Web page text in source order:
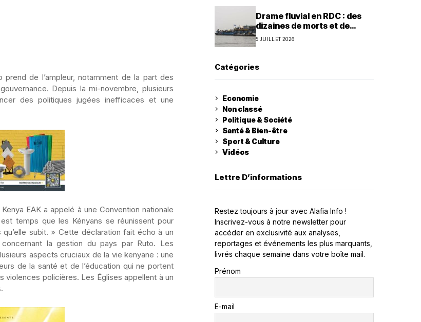
de l’ampleur, notamment de la part des
Depuis la mi-novembre, plusieurs
des politiques jugées inefficaces et une
EAK a appelé à une Convention nationale
temps que les Kényans se réunissent pour
subit. » Cette déclaration fait écho à un
la gestion du pays par Ruto. Les
aspects cruciaux de la vie kenyane : une
de la santé et de l’éducation qui ne portent
violences policières. Les Églises appellent à un
Drame fluvial en RDC : des
dizaines de morts et de
nombreux disparus à Ilebo
5 JUILLET 2026
Catégories
Economie
Non classé
Politique & Société
Santé & Bien-être
Sport & Culture
Vidéos
Lettre D’informations
Restez toujours à jour avec Alafia Info !
Inscrivez-vous à notre newsletter pour
accéder en exclusivité aux analyses,
reportages et événements les plus marquants,
livrés chaque semaine dans votre boîte mail.
Prénom
E-mail